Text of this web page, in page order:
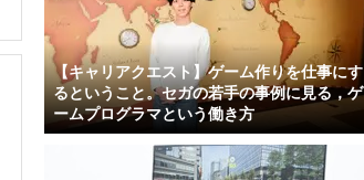
【キャリアクエスト】ゲーム作りを仕事にす
るということ。セガの若手の事例に見る，ゲ
ームプログラマという働き方